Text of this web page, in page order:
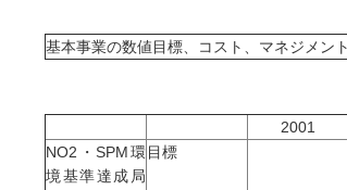
基本事業の数値目標、コスト、マネジメン
2001
NO2・SPM環
境基準達成局
目標